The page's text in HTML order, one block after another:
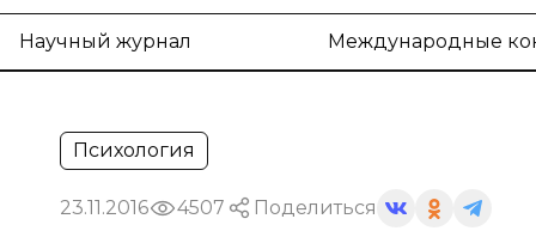
Научный журнал Международные
Психология
23.11.2016 4507 Поделиться